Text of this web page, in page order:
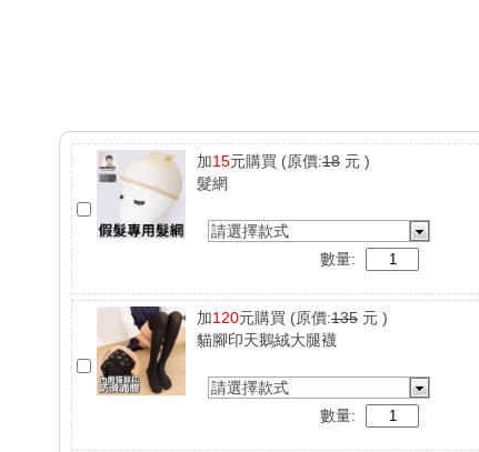
加15元購買 (原價:18 元 )
髮網
請選擇款式
數量:
加120元購買 (原價:135 元 )
貓腳印天鵝絨大腿襪
請選擇款式
數量: